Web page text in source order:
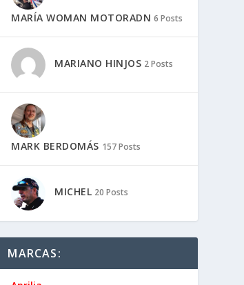
MARÍA WOMAN MOTORADN 6 Posts
MARIANO HINJOS 2 Posts
MARK BERDOMÁS 157 Posts
MICHEL 20 Posts
MARCAS: